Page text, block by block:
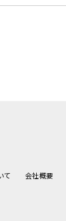
て
会社概要